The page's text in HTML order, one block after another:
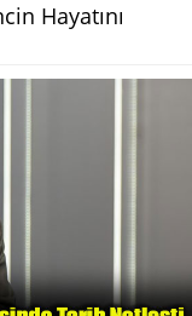
Hayatını